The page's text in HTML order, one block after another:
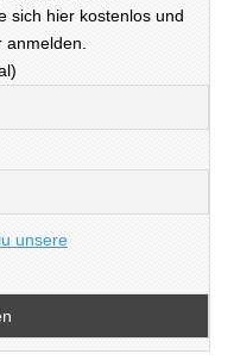
sich hier kostenlos und
anmelden.
unsere